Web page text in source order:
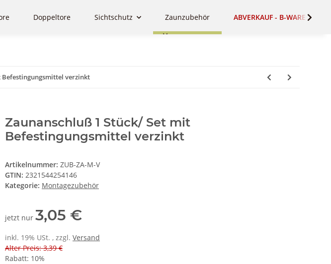
Doppeltore Sichtschutz Zaunzubehör ABVERKAUF - B-WARE - SALE
Befestingungsmittel verzinkt
Zaunanschluß 1 Stück/ Set mit
Befestingungsmittel verzinkt
Artikelnummer: ZUB-ZA-M-V
GTIN: 2321544254146
Kategorie: Montagezubehör
jetzt nur 3,05 €
inkl. 19% USt. , zzgl. Versand
Alter Preis: 3,39 €
Rabatt: 10%